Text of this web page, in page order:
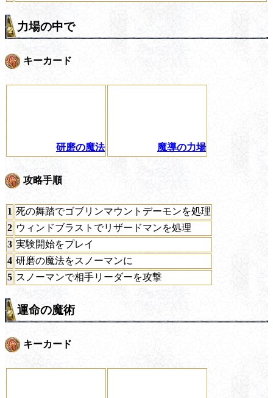
力場の中で
キーカード
研磨の魔法 魔導の力場
攻略手順
1 死の舞踏でゴブリンマウントデーモンを処理
2 ウィンドブラストでリザードマンを処理
3 実験開始をプレイ
4 研磨の魔法をスノーマンに
5 スノーマンで相手リーダーを攻撃
運命の魔術
キーカード